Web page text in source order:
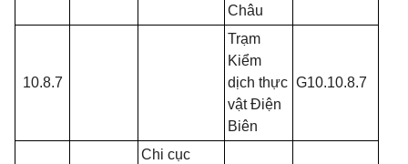
Châu
10.8.7
Trạm
Kiểm
dịch thực
vật Điện
Biên
G10.10.8.7
Chi cục